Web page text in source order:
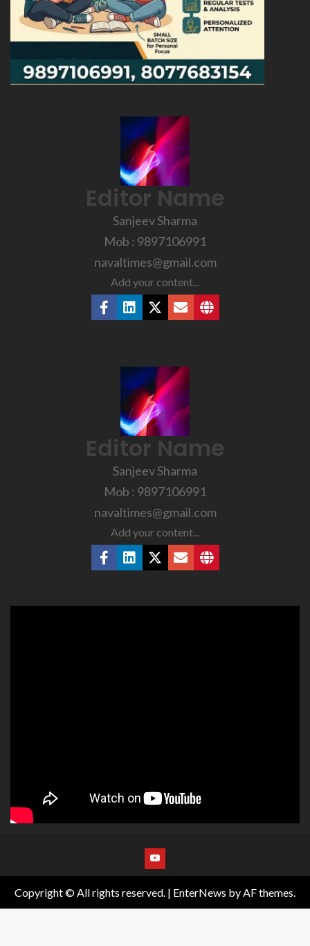
Editor Name
Sanjeev Sharma
Mob : 9897106991
navaltimes@gmail.com
Add your content...
Editor Name
Sanjeev Sharma
Mob : 9897106991
navaltimes@gmail.com
Add your content...
Copyright © All rights reserved. | EnterNews by AF themes.